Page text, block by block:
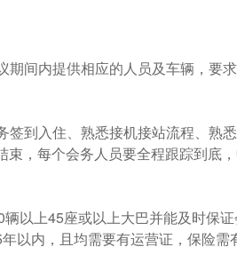
期间内提供相应的人员及车辆，要
到入住、熟悉接机接站流程、熟
束，每个会务人员要全程跟踪到底
以上45座或以上大巴并能及时保
以内，且均需要有运营证，保险